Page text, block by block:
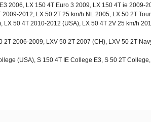
2006, LX 150 4T Euro 3 2009, LX 150 4T ie 2009-
2012, LX 50 2T 25 km/h NL 2005, LX 50 2T
50 4T 2010-2012 (USA), LX 50 4T 2V 25 km/h
2006-2009, LXV 50 2T 2007 (CH), LXV 50 2T
(USA), S 150 4T IE College E3, S 50 2T